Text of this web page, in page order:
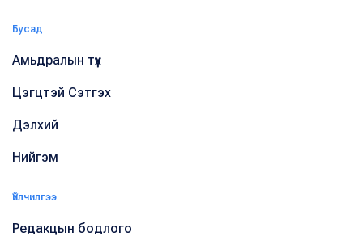
Бусад
Амьдралын түүх
Цэгцтэй Сэтгэх
Дэлхий
Нийгэм
Үйлчилгээ
Редакцын бодлого